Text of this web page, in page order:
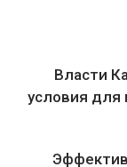
Власти
условия для